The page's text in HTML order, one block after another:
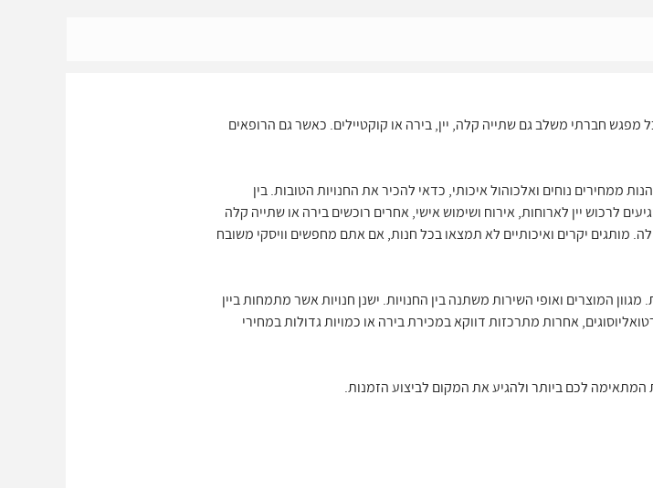
חברתי משלב גם שתייה קלה, יין, בירה או קוקטיילים. כאשר גם הרופאים
ממחירים נוחים ואלכוהול איכותי, כדאי להכיר את החנויות הטובות. בין
לרכוש יין לארוחות, אירוח ושימוש אישי, אחרים רוכשים בירה או שתייה קלה
מותגים יקרים ואיכותיים לא תמצאו בכל חנות, אם אתם מחפשים וויסקי משובח
המוצרים ואופי השירות משתנה בין החנויות. ישנן חנויות אשר מתמחות ביין
של טעמים אז קדימה זוזו 360 או זוז 360 בסיור וירטואליוסוגים, אחרות מתרכזות דווקא במכירת בירה או כמויות גדולות במחירי
לכם ביותר ולהגיע את המקום לביצוע הזמנות.